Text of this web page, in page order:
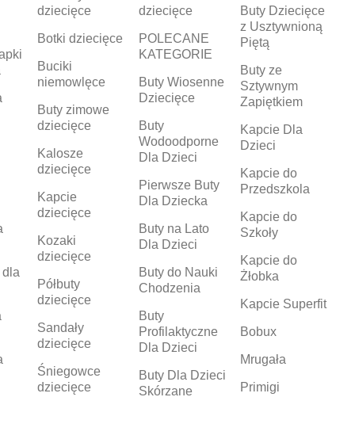
dziecięce
Botki dziecięce
Buciki
niemowlęce
Buty zimowe
dziecięce
Kalosze
dziecięce
Kapcie
dziecięce
Kozaki
dziecięce
Półbuty
dziecięce
Sandały
dziecięce
Śniegowce
dziecięce
dziecięce
POLECANE
KATEGORIE
Buty Wiosenne
Dziecięce
Buty
Wodoodporne
Dla Dzieci
Pierwsze Buty
Dla Dziecka
Buty na Lato
Dla Dzieci
Buty do Nauki
Chodzenia
Buty
Profilaktyczne
Dla Dzieci
Buty Dla Dzieci
Skórzane
Buty Dziecięce
z Usztywnioną
Piętą
Buty ze
Sztywnym
Zapiętkiem
Kapcie Dla
Dzieci
Kapcie do
Przedszkola
Kapcie do
Szkoły
Kapcie do
Żłobka
Kapcie Superfit
Bobux
Mrugała
Primigi